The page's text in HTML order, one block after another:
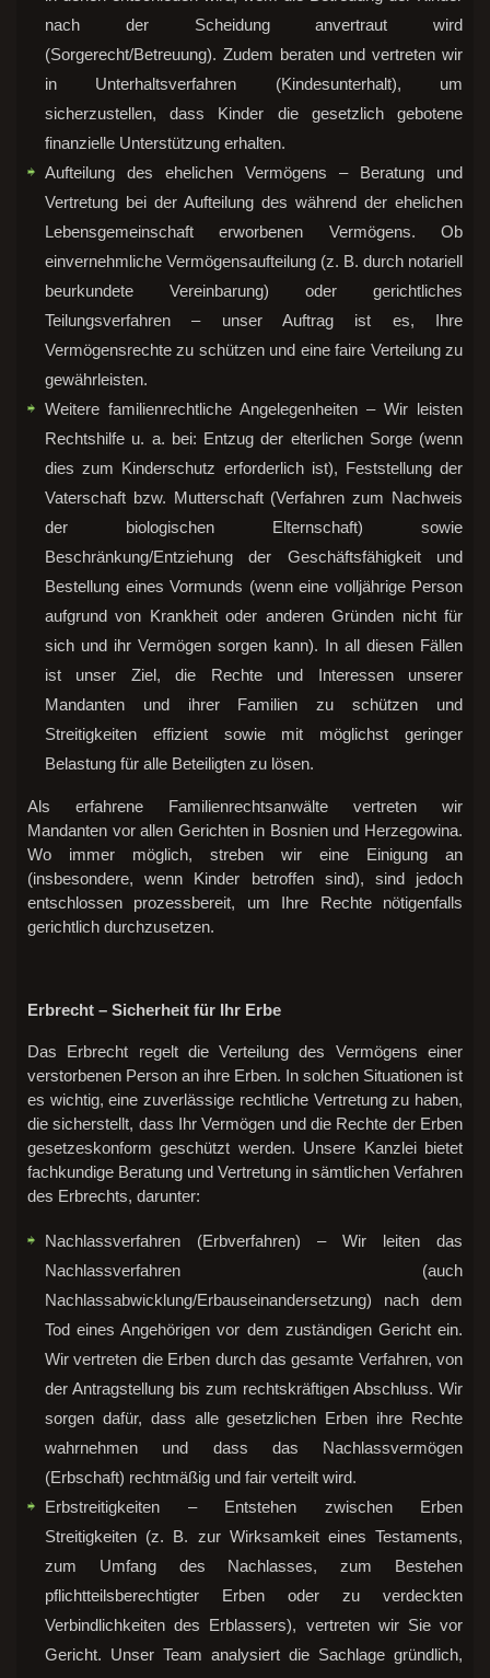
nach der Scheidung anvertraut wird
(Sorgerecht/Betreuung). Zudem beraten und vertreten wir
in Unterhaltsverfahren (Kindesunterhalt), um
sicherzustellen, dass Kinder die gesetzlich gebotene
finanzielle Unterstützung erhalten.
Aufteilung des ehelichen Vermögens – Beratung und
Vertretung bei der Aufteilung des während der ehelichen
Lebensgemeinschaft erworbenen Vermögens. Ob
einvernehmliche Vermögensaufteilung (z. B. durch notariell
beurkundete Vereinbarung) oder gerichtliches
Teilungsverfahren – unser Auftrag ist es, Ihre
Vermögensrechte zu schützen und eine faire Verteilung zu
gewährleisten.
Weitere familienrechtliche Angelegenheiten – Wir leisten
Rechtshilfe u. a. bei: Entzug der elterlichen Sorge (wenn
dies zum Kinderschutz erforderlich ist), Feststellung der
Vaterschaft bzw. Mutterschaft (Verfahren zum Nachweis
der biologischen Elternschaft) sowie
Beschränkung/Entziehung der Geschäftsfähigkeit und
Bestellung eines Vormunds (wenn eine volljährige Person
aufgrund von Krankheit oder anderen Gründen nicht für
sich und ihr Vermögen sorgen kann). In all diesen Fällen
ist unser Ziel, die Rechte und Interessen unserer
Mandanten und ihrer Familien zu schützen und
Streitigkeiten effizient sowie mit möglichst geringer
Belastung für alle Beteiligten zu lösen.
Als erfahrene Familienrechtsanwälte vertreten wir
Mandanten vor allen Gerichten in Bosnien und Herzegowina.
Wo immer möglich, streben wir eine Einigung an
(insbesondere, wenn Kinder betroffen sind), sind jedoch
entschlossen prozessbereit, um Ihre Rechte nötigenfalls
gerichtlich durchzusetzen.
Erbrecht – Sicherheit für Ihr Erbe
Das Erbrecht regelt die Verteilung des Vermögens einer
verstorbenen Person an ihre Erben. In solchen Situationen ist
es wichtig, eine zuverlässige rechtliche Vertretung zu haben,
die sicherstellt, dass Ihr Vermögen und die Rechte der Erben
gesetzeskonform geschützt werden. Unsere Kanzlei bietet
fachkundige Beratung und Vertretung in sämtlichen Verfahren
des Erbrechts, darunter:
Nachlassverfahren (Erbverfahren) – Wir leiten das
Nachlassverfahren (auch
Nachlassabwicklung/Erbauseinandersetzung) nach dem
Tod eines Angehörigen vor dem zuständigen Gericht ein.
Wir vertreten die Erben durch das gesamte Verfahren, von
der Antragstellung bis zum rechtskräftigen Abschluss. Wir
sorgen dafür, dass alle gesetzlichen Erben ihre Rechte
wahrnehmen und dass das Nachlassvermögen
(Erbschaft) rechtmäßig und fair verteilt wird.
Erbstreitigkeiten – Entstehen zwischen Erben
Streitigkeiten (z. B. zur Wirksamkeit eines Testaments,
zum Umfang des Nachlasses, zum Bestehen
pflichtteilsberechtigter Erben oder zu verdeckten
Verbindlichkeiten des Erblassers), vertreten wir Sie vor
Gericht. Unser Team analysiert die Sachlage gründlich,